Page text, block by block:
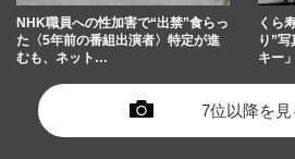
NHK職員への性加害で“出禁”食らっ
た〈5年前の番組出演者〉特定が進
むも、ネット…
くら
り”
キー
7位以降を見